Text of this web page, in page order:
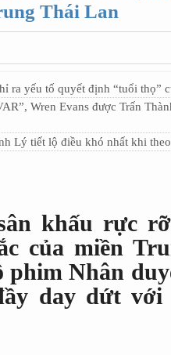
Thái Lan
ra yếu tố quyết định “tuổi thọ”
Wren Evans được Trấn
Lý tiết lộ điều khó nhất khi
khấu rực
của miền
Nhân
day dứt